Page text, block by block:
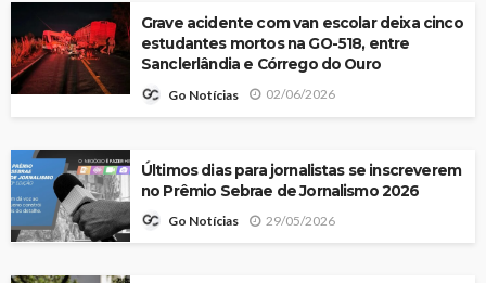
Grave acidente com van escolar deixa cinco
estudantes mortos na GO-518, entre
Sanclerlândia e Córrego do Ouro
Go Notícias 02/06/2026
Últimos dias para jornalistas se inscreverem
no Prêmio Sebrae de Jornalismo 2026
Go Notícias 29/05/2026